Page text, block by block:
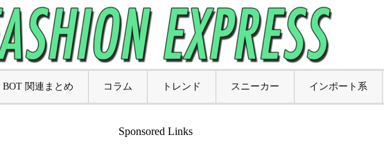
BOT 関連まとめ コラム トレンド スニーカー インポート系
Sponsored Links